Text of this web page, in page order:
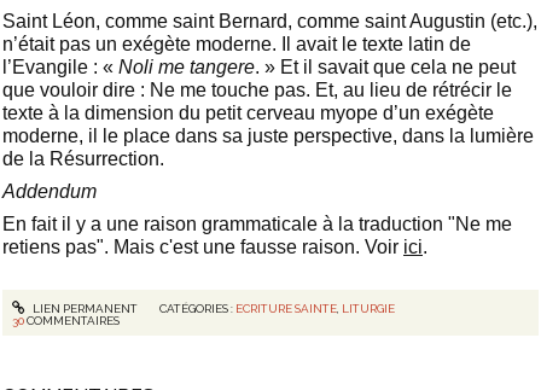
Saint Léon, comme saint Bernard, comme saint Augustin (etc.),
n’était pas un exégète moderne. Il avait le texte latin de
l’Evangile : « Noli me tangere. » Et il savait que cela ne peut
que vouloir dire : Ne me touche pas. Et, au lieu de rétrécir le
texte à la dimension du petit cerveau myope d’un exégète
moderne, il le place dans sa juste perspective, dans la lumière
de la Résurrection.
Addendum
En fait il y a une raison grammaticale à la traduction "Ne me
retiens pas". Mais c'est une fausse raison. Voir ici.
LIEN PERMANENT CATÉGORIES : ECRITURE SAINTE, LITURGIE
30COMMENTAIRES